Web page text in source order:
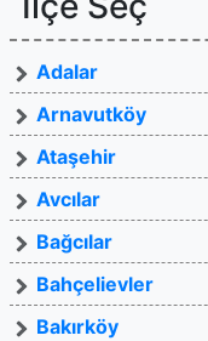
Adalar
Arnavutköy
Ataşehir
Avcılar
Bağcılar
Bahçelievler
Bakırköy